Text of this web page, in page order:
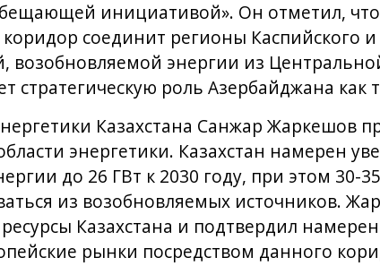
инициативой». Он отметил,
коридор соединит регионы Каспийского
возобновляемой энергии из
стратегическую роль Азербайджана как
Казахстана Санжар Жаркешов
энергетики. Казахстан намерен
до 26 ГВт к 2030 году, при этом 30-
из возобновляемых источников.
Казахстана и подтвердил
рынки посредством данного